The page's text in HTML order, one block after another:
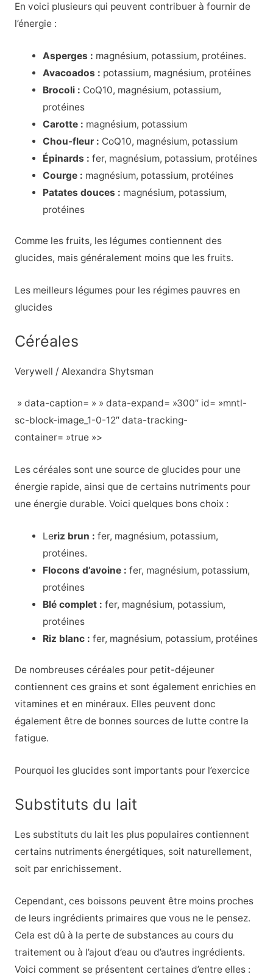
En voici plusieurs qui peuvent contribuer à fournir de
l’énergie :
Asperges : magnésium, potassium, protéines.
Avacoados : potassium, magnésium, protéines
Brocoli : CoQ10, magnésium, potassium,
protéines
Carotte : magnésium, potassium
Chou-fleur : CoQ10, magnésium, potassium
Épinards :fer, magnésium, potassium, protéines
Courge : magnésium, potassium, protéines
Patates douces : magnésium, potassium,
protéines
Comme les fruits, les légumes contiennent des
glucides, mais généralement moins que les fruits.
Les meilleurs légumes pour les régimes pauvres en
glucides
Céréales
Verywell / Alexandra Shytsman
» data-caption= » » data-expand= »300″ id= »mntl-
sc-block-image_1-0-12″ data-tracking-
container= »true »>
Les céréales sont une source de glucides pour une
énergie rapide, ainsi que de certains nutriments pour
une énergie durable. Voici quelques bons choix :
Leriz brun :fer, magnésium, potassium,
protéines.
Flocons d’avoine :fer, magnésium, potassium,
protéines
Blé complet :fer, magnésium, potassium,
protéines
Riz blanc :fer, magnésium, potassium, protéines
De nombreuses céréales pour petit-déjeuner
contiennent ces grains et sont également enrichies en
vitamines et en minéraux. Elles peuvent donc
également être de bonnes sources de lutte contre la
fatigue.
Pourquoi les glucides sont importants pour l’exercice
Substituts du lait
Les substituts du lait les plus populaires contiennent
certains nutriments énergétiques, soit naturellement,
soit par enrichissement.
Cependant, ces boissons peuvent être moins proches
de leurs ingrédients primaires que vous ne le pensez.
Cela est dû à la perte de substances au cours du
traitement ou à l’ajout d’eau ou d’autres ingrédients.
Voici comment se présentent certaines d’entre elles :